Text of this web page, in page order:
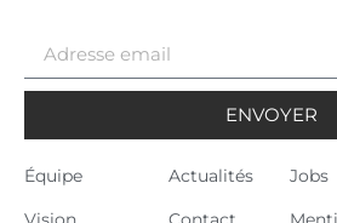
ENVOYER
Équipe
Actualités
Jobs